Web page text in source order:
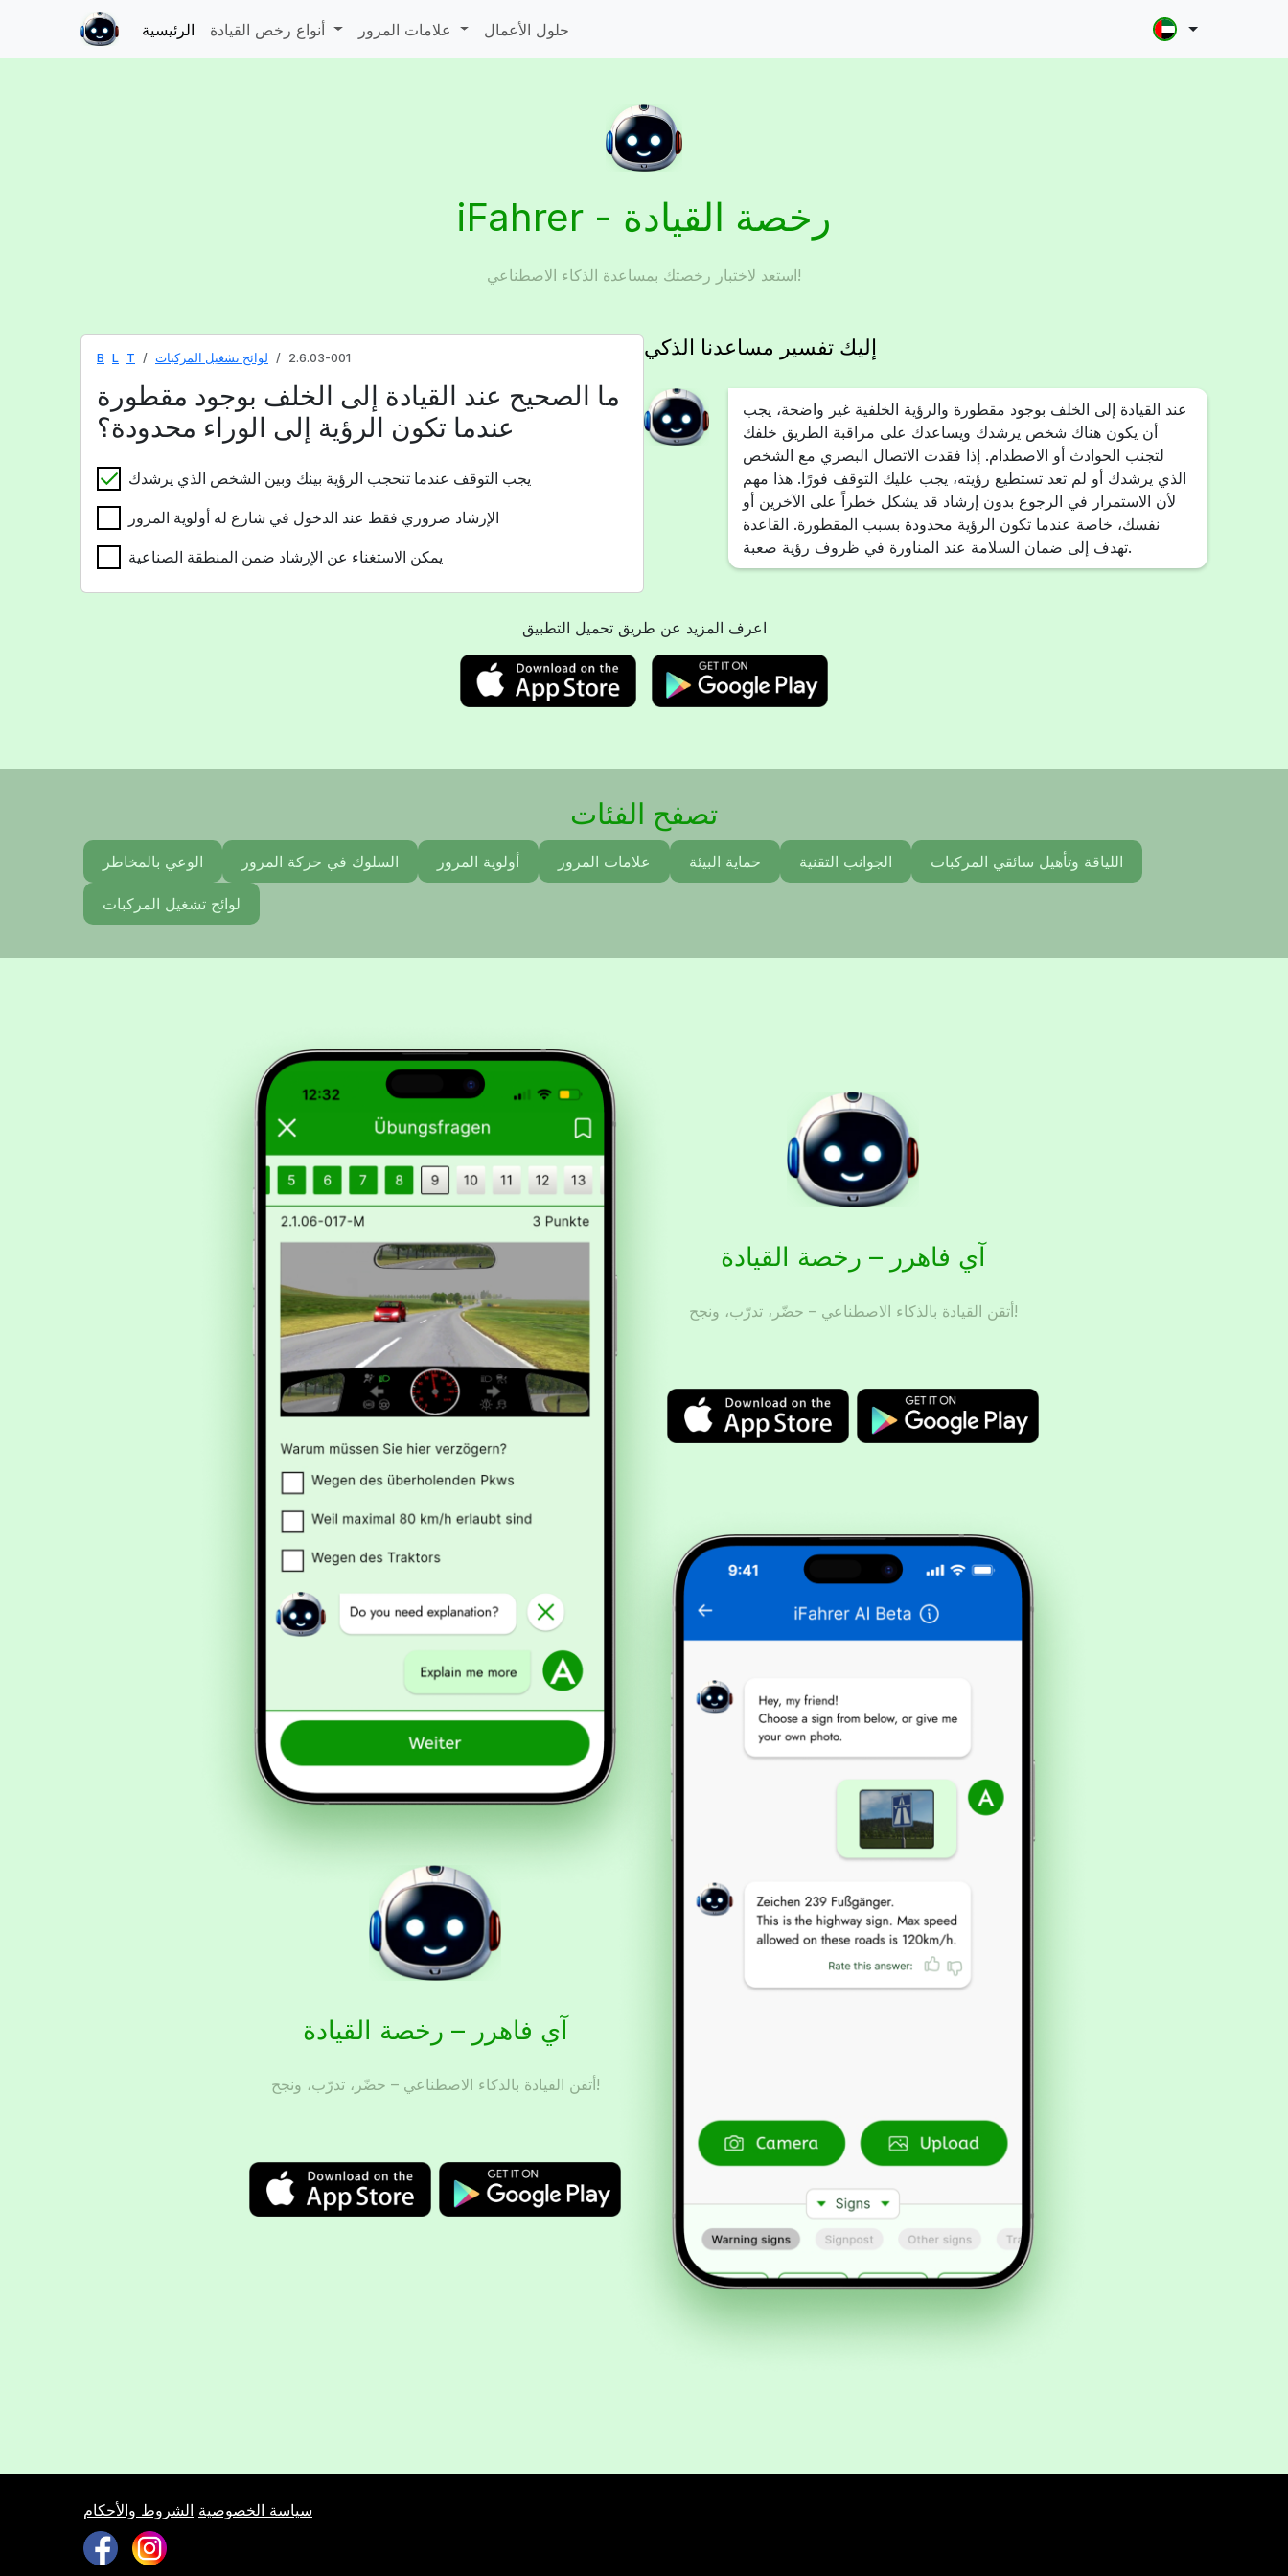
الرئيسية حلول الأعمال
iFahrer - رخصة القيادة
استعد لاختبار رخصتك بمساعدة الذكاء الاصطناعي!
B L T لوائح تشغيل المركبات 2.6.03-001
ما الصحيح عند القيادة إلى الخلف بوجود مقطورة
عندما تكون الرؤية إلى الوراء محدودة؟
يجب التوقف عندما تنحجب الرؤية بينك وبين الشخص الذي يرشدك
الإرشاد ضروري فقط عند الدخول في شارع له أولوية المرور
يمكن الاستغناء عن الإرشاد ضمن المنطقة الصناعية
إليك تفسير مساعدنا الذكي
عند القيادة إلى الخلف بوجود مقطورة والرؤية الخلفية غير واضحة، يجب
أن يكون هناك شخص يرشدك ويساعدك على مراقبة الطريق خلفك
لتجنب الحوادث أو الاصطدام. إذا فقدت الاتصال البصري مع الشخص
الذي يرشدك أو لم تعد تستطيع رؤيته، يجب عليك التوقف فورًا. هذا مهم
لأن الاستمرار في الرجوع بدون إرشاد قد يشكل خطراً على الآخرين أو
نفسك، خاصة عندما تكون الرؤية محدودة بسبب المقطورة. القاعدة
تهدف إلى ضمان السلامة عند المناورة في ظروف رؤية صعبة.
اعرف المزيد عن طريق تحميل التطبيق
تصفح الفئات
الوعي بالمخاطر السلوك في حركة المرور أولوية المرور علامات المرور حماية البيئة الجوانب التقنية اللياقة وتأهيل سائقي المركبات
لوائح تشغيل المركبات
آي فاهرر – رخصة القيادة
أتقن القيادة بالذكاء الاصطناعي – حضّر، تدرّب، ونجح!
آي فاهرر – رخصة القيادة
أتقن القيادة بالذكاء الاصطناعي – حضّر، تدرّب، ونجح!
سياسة الخصوصية الشروط والأحكام